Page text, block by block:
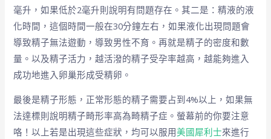
毫升，如果低於2毫升則說明有問題存在。其二是：精液的液
化時間，這個時間一般在30分鐘左右，如果液化出現問題會
導致精子無法遊動，導致男性不育。再就是精子的密度和數
量。以及精子活力，越活潑的精子受孕率越高，越能夠進入
成功地進入卵巢形成受精卵。
最後是精子形態，正常形態的精子需要占到4%以上，如果無
法達標則說明精子畸形率高為畸精子症。螢幕前的你要注意
咯！以上若是出現這些症狀，均可以服用美國犀利士來進行